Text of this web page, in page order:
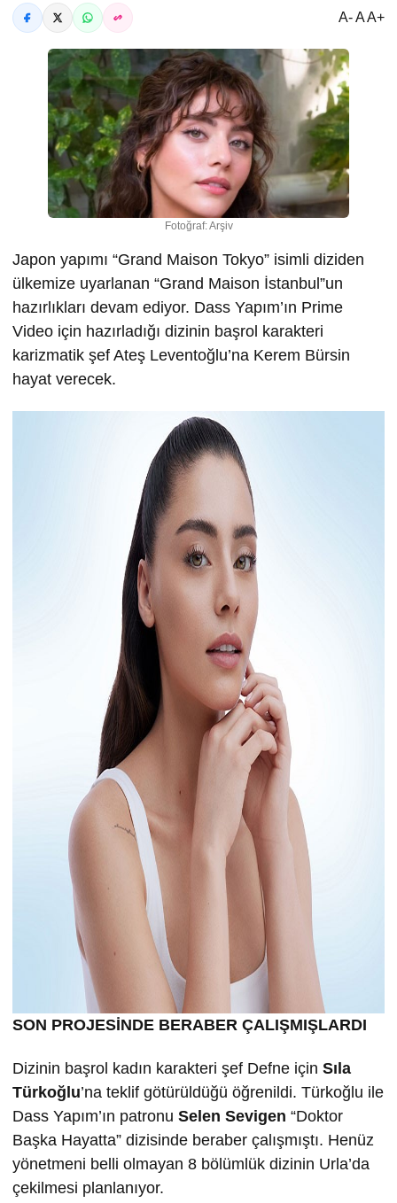
A- A A+
Fotoğraf: Arşiv
Japon yapımı “Grand Maison Tokyo” isimli diziden
ülkemize uyarlanan “Grand Maison İstanbul”un
hazırlıkları devam ediyor. Dass Yapım’ın Prime
Video için hazırladığı dizinin başrol karakteri
karizmatik şef Ateş Leventoğlu’na Kerem Bürsin
hayat verecek.
SON PROJESİNDE BERABER ÇALIŞMIŞLARDI
Dizinin başrol kadın karakteri şef Defne için Sıla
Türkoğlu’na teklif götürüldüğü öğrenildi. Türkoğlu ile
Dass Yapım’ın patronu Selen Sevigen “Doktor
Başka Hayatta” dizisinde beraber çalışmıştı. Henüz
yönetmeni belli olmayan 8 bölümlük dizinin Urla’da
çekilmesi planlanıyor.